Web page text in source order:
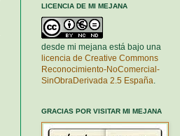
LICENCIA DE MI MEJANA
desde mi mejana está bajo una
licencia de Creative Commons
Reconocimiento-NoComercial-
SinObraDerivada 2.5 España
GRACIAS POR VISITAR MI MEJANA